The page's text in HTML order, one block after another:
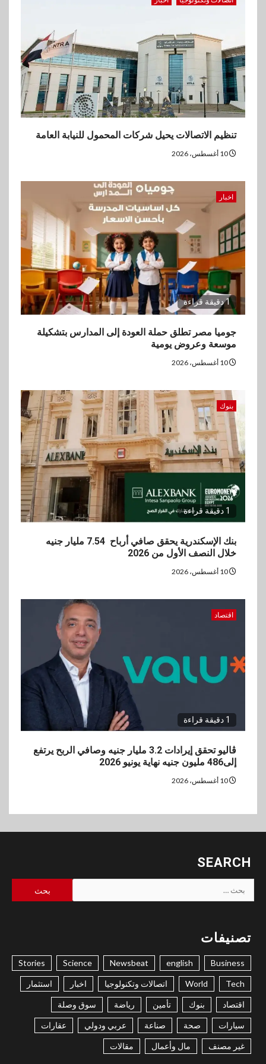
بنوك
بنك الإسكندرية يحقق صافي أرباح
7.54 مليار جنيه خلال النصف
الأول من 2026
4
اقتصاد
وصافي الربح يرتفع إلى486
5
عقارات
مدينة مصر تسجل مبيعات بقيمة
28.4 مليار جنيه خلال النصف
الأول من 2026
تنظيم الاتصالات يحيل شركات المحمول للنيابة العامة
اخبار
1 دقيقة قراءة
جوميا مصر تطلق حملة العودة إلى المدارس بتشكيلة
موسعة وعروض يومية
بنوك
1 دقيقة قراءة
بنك الإسكندرية يحقق صافي أرباح 7.54 مليار جنيه
خلال النصف الأول من 2026
اقتصاد
1 دقيقة قراءة
ڤاليو تحقق إيرادات 3.2 مليار جنيه وصافي الربح يرتفع
إلى486 مليون جنيه نهاية يونيو 2026
SEARCH
البحث
عن:
تصنيفات
Business
english
Newsbeat
Science
Stories
Tech
World اتصالات وتكنولوجيا اخبار استثمار
اقتصاد بنوك تأمين رياضة سوق وصلة
سيارات صحة صناعة عربي ودولي عقارات
غير مصنف مال وأعمال مقالات